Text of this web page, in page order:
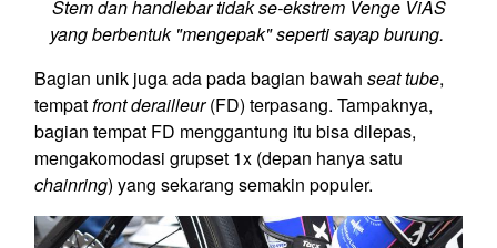
Stem dan handlebar tidak se-ekstrem Venge ViAS
yang berbentuk "mengepak" seperti sayap burung.
Bagian unik juga ada pada bagian bawah seat tube,
tempatfront derailleur(FD) terpasang. Tampaknya,
bagian tempat FD menggantung itu bisa dilepas,
mengakomodasi grupset 1x (depan hanya satu
chainring) yang sekarang semakin populer.